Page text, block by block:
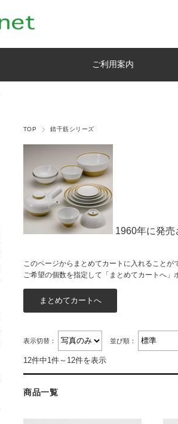
ご利用案内
TOP 錆千筋シリーズ
1960年に発売
このページからまとめてカートに入れることが
ご希望の個数を指定して「まとめてカートへ
表示切替： 並び順：
12件中1件～12件を表示
商品一覧